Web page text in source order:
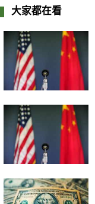
大家都在看